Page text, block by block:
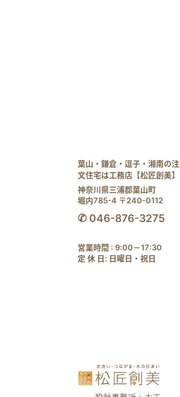
葉山・鎌倉・逗子・湘南の注
文住宅は工務店【松匠創美】
神奈川県三浦郡葉山町
堀内785-4 〒240-0112
✆ 046-876-3275
営業時間 : 9:00－17:30
定 休 日: 日曜日・祝日